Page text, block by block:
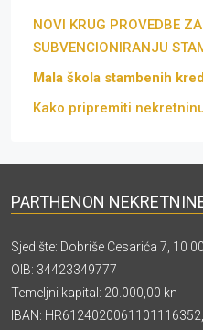
NOVI KRUG PROVEDBE
SUBVENCIONIRANJU
Mala škola stambenih
Kako pripremiti
PARTHENON
Sjedište: Dobriše Cesarića 7, 10
OIB: 34423349777
Temeljni kapital: 20.000,00 kn
IBAN: HR6124020061101116352,